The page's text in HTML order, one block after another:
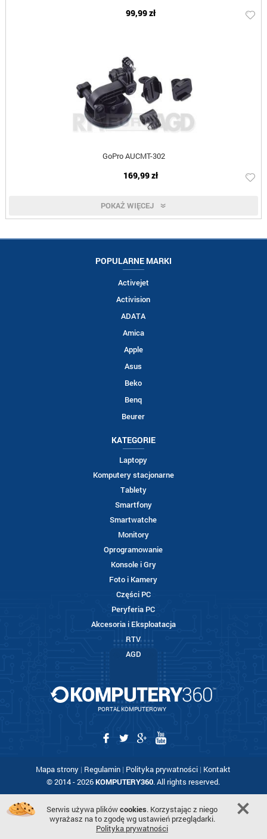
99,99 zł
GoPro AUCMT-302
169,99 zł
POKAŻ WIĘCEJ
POPULARNE MARKI
Activejet
Activision
ADATA
Amica
Apple
Asus
Beko
Benq
Beurer
KATEGORIE
Laptopy
Komputery stacjonarne
Tablety
Smartfony
Smartwatche
Monitory
Oprogramowanie
Konsole i Gry
Foto i Kamery
Części PC
Peryferia PC
Akcesoria i Eksploatacja
RTV
AGD
PORTAL KOMPUTEROWY
Mapa strony | Regulamin | Polityka prywatności | Kontakt
© 2014 - 2026KOMPUTERY360. All rights reserved.
Serwis używa plikówcookies. Korzystając z niego
wyrażasz na to zgodę wg ustawień przeglądarki.
Polityka prywatności